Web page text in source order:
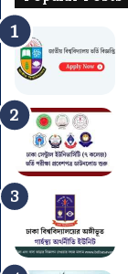
০
২
৬
:
লা
ফ
বি
ষ
য়ে